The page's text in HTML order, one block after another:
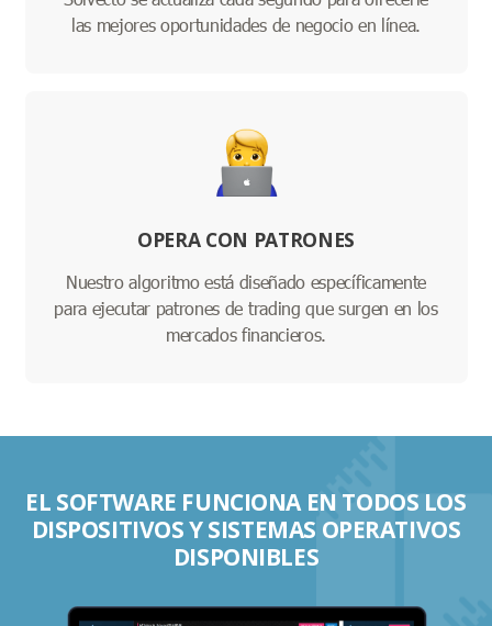
las mejores oportunidades de negocio en línea.
OPERA CON PATRONES
Nuestro algoritmo está diseñado específicamente
para ejecutar patrones de trading que surgen en los
mercados financieros.
EL SOFTWARE FUNCIONA EN TODOS LOS
DISPOSITIVOS Y SISTEMAS OPERATIVOS
DISPONIBLES